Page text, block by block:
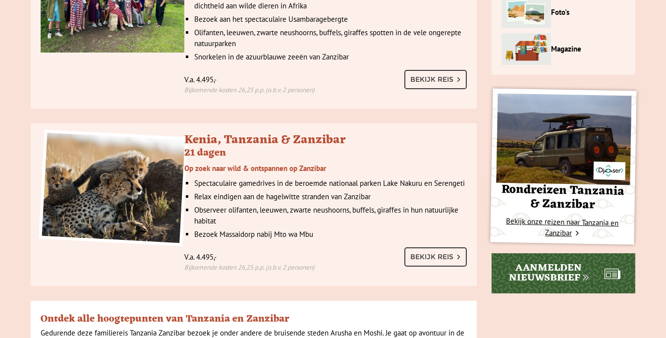
dichtheid aan wilde dieren in Afrika
Bezoek aan het spectaculaire Usambaragebergte
Olifanten, leeuwen, zwarte neushoorns, buffels, giraffes spotten in de vele ongerepte
natuurparken
Snorkelen in de azuurblauwe zeeën van Zanzibar
V.a. 4.495,- BEKIJK REIS
Bijkomende kosten 26,25 p.p. (o.b.v. 2 personen)
Kenia, Tanzania & Zanzibar
21 dagen
Op zoek naar wild & ontspannen op Zanzibar
Spectaculaire gamedrives in de beroemde nationaal parken Lake Nakuru en Serengeti
Relax eindigen aan de hagelwitte stranden van Zanzibar
Observeer olifanten, leeuwen, zwarte neushoorns, buffels, giraffes in hun natuurlijke
habitat
Bezoek Massaidorp nabij Mto wa Mbu
V.a. 4.495,- BEKIJK REIS
Bijkomende kosten 26,25 p.p. (o.b.v. 2 personen)
Ontdek alle hoogtepunten van Tanzania en Zanzibar
Gedurende deze familiereis Tanzania Zanzibar bezoek je onder andere de bruisende steden Arusha en Moshi. Je gaat op avontuur in de
Foto's
Magazine
Rondreizen Tanzania
& Zanzibar
Bekijk onze reizen naar Tanzania en
Zanzibar
AANMELDEN
NIEUWSBRIEF